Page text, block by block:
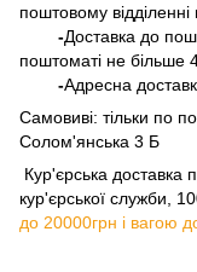
поштовому
-Доставка до
поштоматі не більше
-Адресна
Самовиві: тільки по
Солом'янська 3 Б
Кур'єрська
кур'єрської служби,
до 20000грн і вагою